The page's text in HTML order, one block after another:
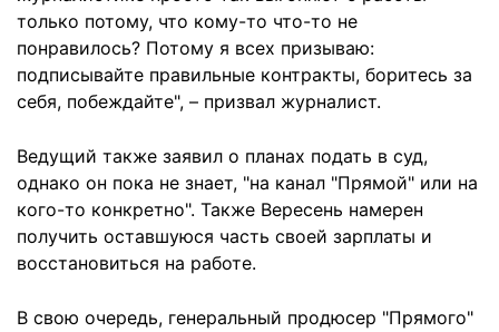
только потому, что кому-то что-то не
понравилось? Потому я всех призываю:
подписывайте правильные контракты, боритесь за
себя, побеждайте", – призвал журналист.
Ведущий также заявил о планах подать в суд,
однако он пока не знает, "на канал "Прямой" или на
кого-то конкретно". Также Вересень намерен
получить оставшуюся часть своей зарплаты и
восстановиться на работе.
В свою очередь, генеральный продюсер "Прямого"